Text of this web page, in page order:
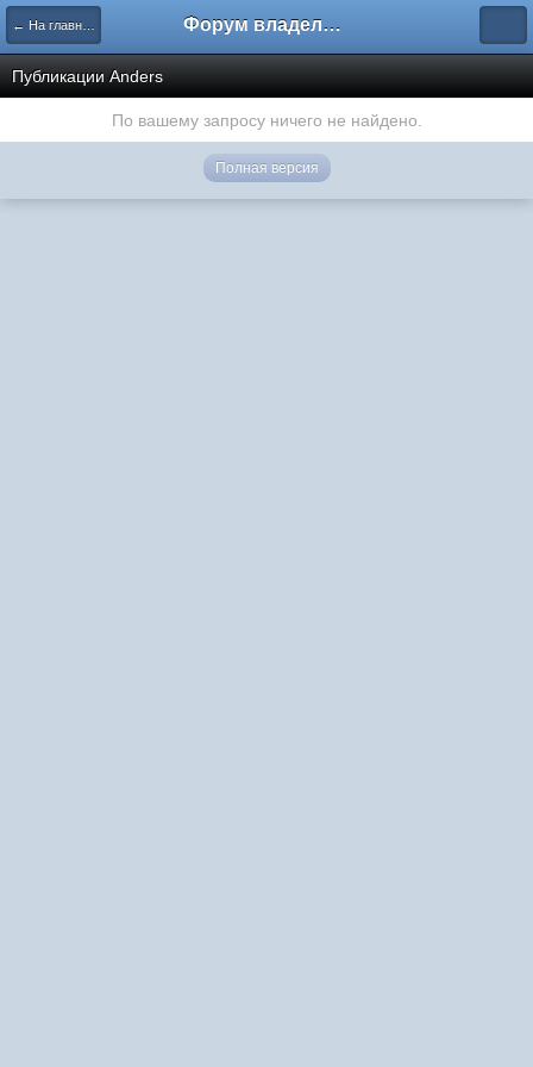
← На главную Форум владельцев интернет-магазинов
Публикации Anders
По вашему запросу ничего не найдено.
Полная версия